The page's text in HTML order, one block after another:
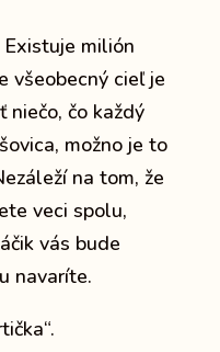
Existuje milión
všeobecný cieľ je
niečo, čo každý
možno je to
na tom, že
veci spolu,
vás bude
navaríte.